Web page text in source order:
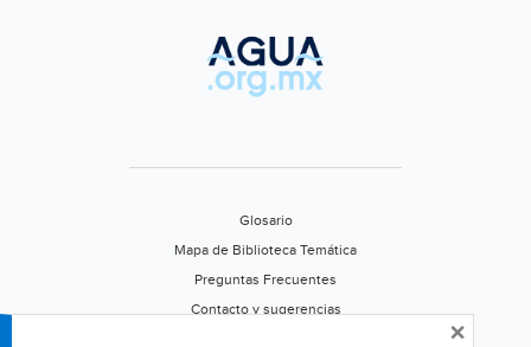
Glosario
Mapa de Biblioteca Temática
Preguntas Frecuentes
Contacto y sugerencias
×